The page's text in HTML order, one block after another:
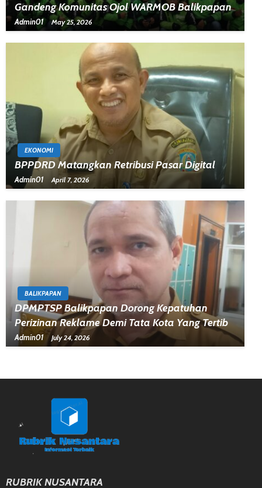
Gandeng Komunitas Ojol WARMOB Balikpapan
Admin01 May 25, 2026
EKONOMI
BPPDRD Matangkan Retribusi Pasar Digital
Admin01 April 7, 2026
BALIKPAPAN
DPMPTSP Balikpapan Dorong Kepatuhan
Perizinan Reklame Demi Tata Kota Yang Tertib
Admin01 July 24, 2026
RUBRIK NUSANTARA